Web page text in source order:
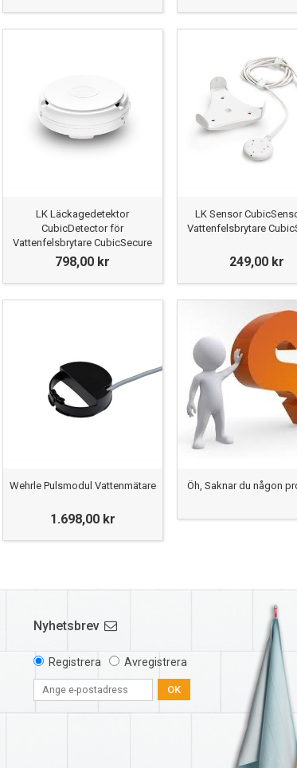
LK Läckagedetektor
CubicDetector för
Vattenfelsbrytare CubicSecure
798,00 kr
LK Sensor
Vattenfelsbrytare
249,00 kr
Wehrle Pulsmodul Vattenmätare
1.698,00 kr
Öh, Saknar du någon
Nyhetsbrev
Registrera Avregistrera
OK